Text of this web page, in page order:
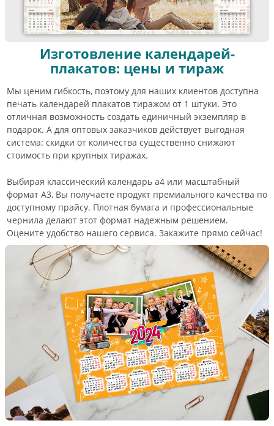
Изготовление календарей-
плакатов: цены и тираж
Мы ценим гибкость, поэтому для наших клиентов доступна
печать календарей плакатов тиражом от 1 штуки. Это
отличная возможность создать единичный экземпляр в
подарок. А для оптовых заказчиков действует выгодная
система: скидки от количества существенно снижают
стоимость при крупных тиражах.
Выбирая классический календарь а4 или масштабный
формат А3, Вы получаете продукт премиального качества по
доступному прайсу. Плотная бумага и профессиональные
чернила делают этот формат надежным решением.
Оцените удобство нашего сервиса. Закажите прямо сейчас!